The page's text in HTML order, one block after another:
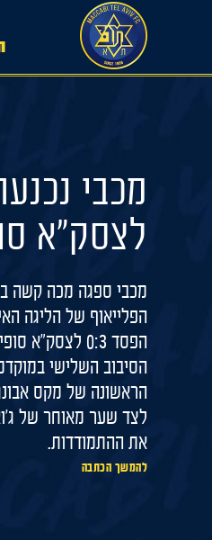
לצסק״א
מכבי ספגה מכה קשה
הפלייאוף של הליגה
הפסד 0:3
הסיבוב השלישי
את ההתמודדות.
להמשך הכתבה